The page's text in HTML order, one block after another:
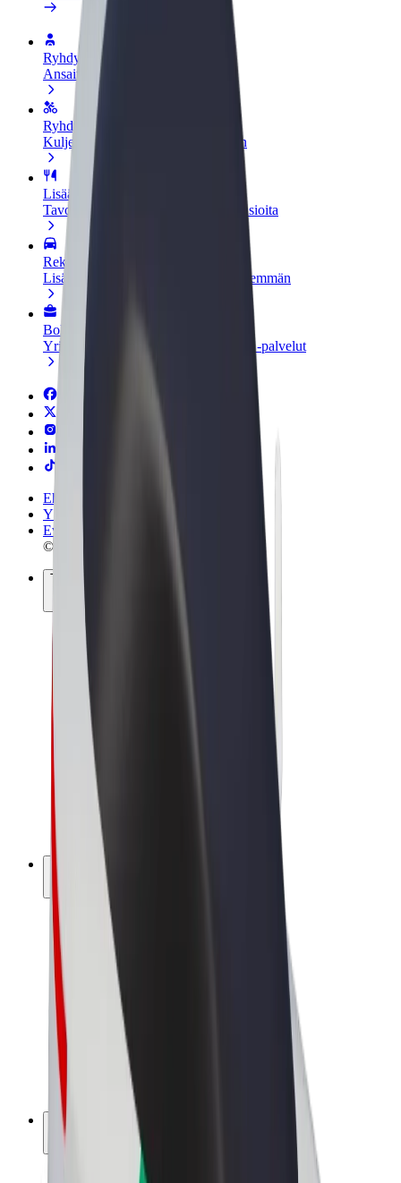
Ryhdy kuljettajaksi
Ansaitse omilla ehdoillasi
Ryhdy ruokalähetiksi
Kuljeta ruokaa ja ansaitse viikoittain
Lisää ravintola tai kauppa
Tavoita lisää asiakkaita ja kasvata ansioita
Rekisteröidy fleet-omistajaksi
Lisää autokantasi Boltiin ja tienaa enemmän
Bolt for Business
Yrityksellesi skaalatut Bolt-tuotteet ja -palvelut
Ehdot
Yksityisyys
Evästeet
© 2026 Bolt Technology OÜ
Tuotteet
Kyydit
Sähköpotkulaudat
Bolt-kauppa
Bolt Food
Bolt Drive
Bolt for Business
Sähköpyörät
Bolt Plus
Tienaa Boltilla
Kuljettajat
Kuljettajan ansiot
Ruokalähetit
Lähetin ansiot
Bolt Food -kauppiaat
Fleeteille
Franchiset
Yritys